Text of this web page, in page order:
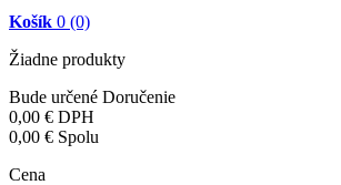
Košík 0 (0)
Žiadne produkty
Bude určené Doručenie
0,00 € DPH
0,00 € Spolu
Cena